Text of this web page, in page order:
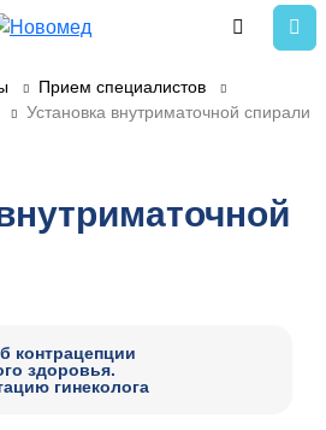
Прием специалистов
Установка внутриматочной спирали
контрацепции
здоровья.
гинеколога